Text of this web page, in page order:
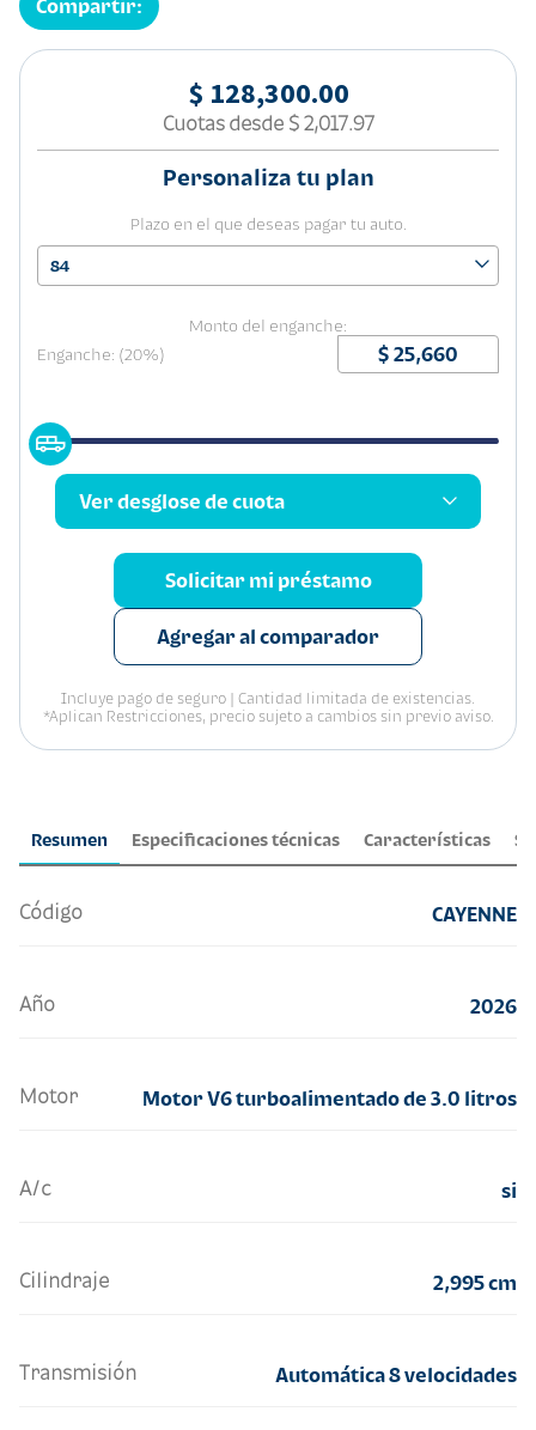
Resumen Especificaciones técnicas Características
Código CAYENNE
Año 2026
Motor Motor V6 turboalimentado de 3.0 litros
A/c si
Cilindraje 2,995 cm
Transmisión Automática 8 velocidades
Compartir:
$ 128,300.00
Cuotas desde $ 2,017.97
Personaliza tu plan
Plazo en el que deseas pagar tu auto.
84
Monto del enganche:
Enganche: (20%)
Ver desglose de cuota
Solicitar mi préstamo
Agregar al comparador
Incluye pago de seguro | Cantidad limitada de existencias.
*Aplican Restricciones, precio sujeto a cambios sin previo aviso.